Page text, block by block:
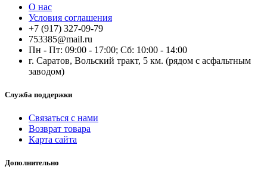
О нас
Условия соглашения
+7 (917) 327-09-79
753385@mail.ru
Пн - Пт: 09:00 - 17:00; Сб: 10:00 - 14:00
г. Саратов, Вольский тракт, 5 км. (рядом с асфальтным
заводом)
Служба поддержки
Связаться с нами
Возврат товара
Карта сайта
Дополнительно